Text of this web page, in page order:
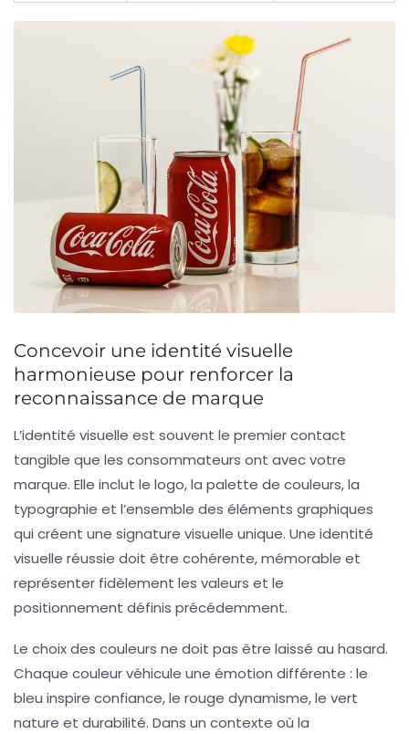
Concevoir une identité visuelle
harmonieuse pour renforcer la
reconnaissance de marque
L’identité visuelle est souvent le premier contact
tangible que les consommateurs ont avec votre
marque. Elle inclut le logo, la palette de couleurs, la
typographie et l’ensemble des éléments graphiques
qui créent une signature visuelle unique. Une identité
visuelle réussie doit être cohérente, mémorable et
représenter fidèlement les valeurs et le
positionnement définis précédemment.
Le choix des couleurs ne doit pas être laissé au hasard.
Chaque couleur véhicule une émotion différente : le
bleu inspire confiance, le rouge dynamisme, le vert
nature et durabilité. Dans un contexte où la